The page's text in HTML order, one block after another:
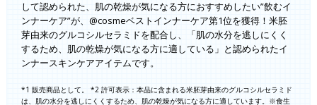
して認められた、肌の乾燥が気になる方におすすめしたい”飲むイ
ンナーケア”が、@cosmeベストインナーケア第1位を獲得！米胚
芽由来のグルコシルセラミドを配合し、「肌の水分を逃しにくく
するため、肌の乾燥が気になる方に適している」と認められたイ
ンナースキンケアアイテムです。
*1 販売商品として。 *2 許可表示：本品に含まれる米胚芽由来のグルコシルセラミド
は、肌の水分を逃しにくくするため、肌の乾燥が気になる方に適しています。※食生